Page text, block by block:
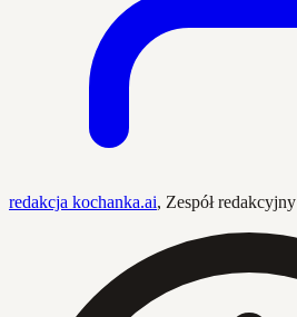
redakcja kochanka.ai, Zespół redakcyjny